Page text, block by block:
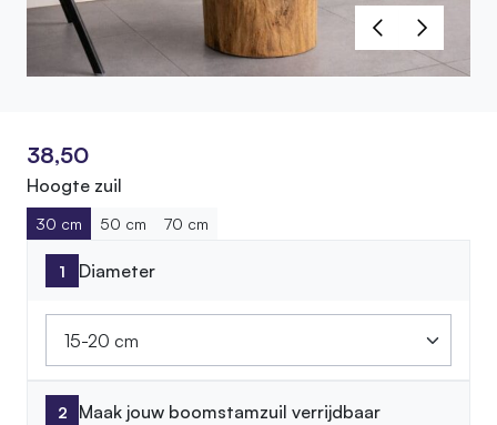
38,50
Hoogte zuil
30 cm 50 cm 70 cm
Diameter
Maak jouw boomstamzuil verrijdbaar